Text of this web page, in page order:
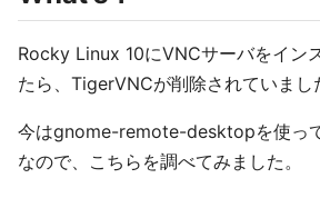
Rocky Linux 10にVNCサーバをイン
たら、TigerVNCが削除されていまし
今はgnome-remote-desktopを使っ
なので、こちらを調べてみました。